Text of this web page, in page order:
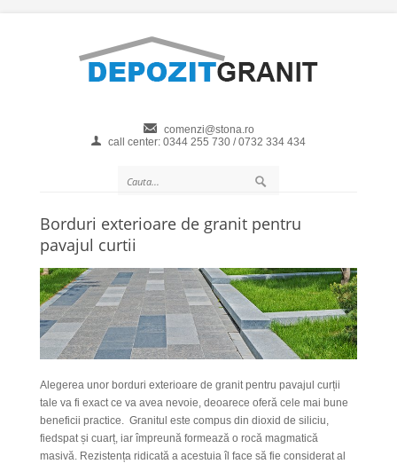
comenzi@stona.ro
call center: 0344 255 730 / 0732 334 434
Borduri exterioare de granit pentru
pavajul curtii
Alegerea unor borduri exterioare de granit pentru pavajul curții
tale va fi exact ce va avea nevoie, deoarece oferă cele mai bune
beneficii practice. Granitul este compus din dioxid de siliciu,
fiedspat și cuarț, iar împreună formează o rocă magmatică
masivă. Rezistența ridicată a acestuia îl face să fie considerat al